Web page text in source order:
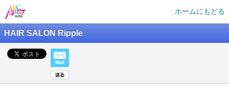
ホームにもどる
HAIR SALON Ripple